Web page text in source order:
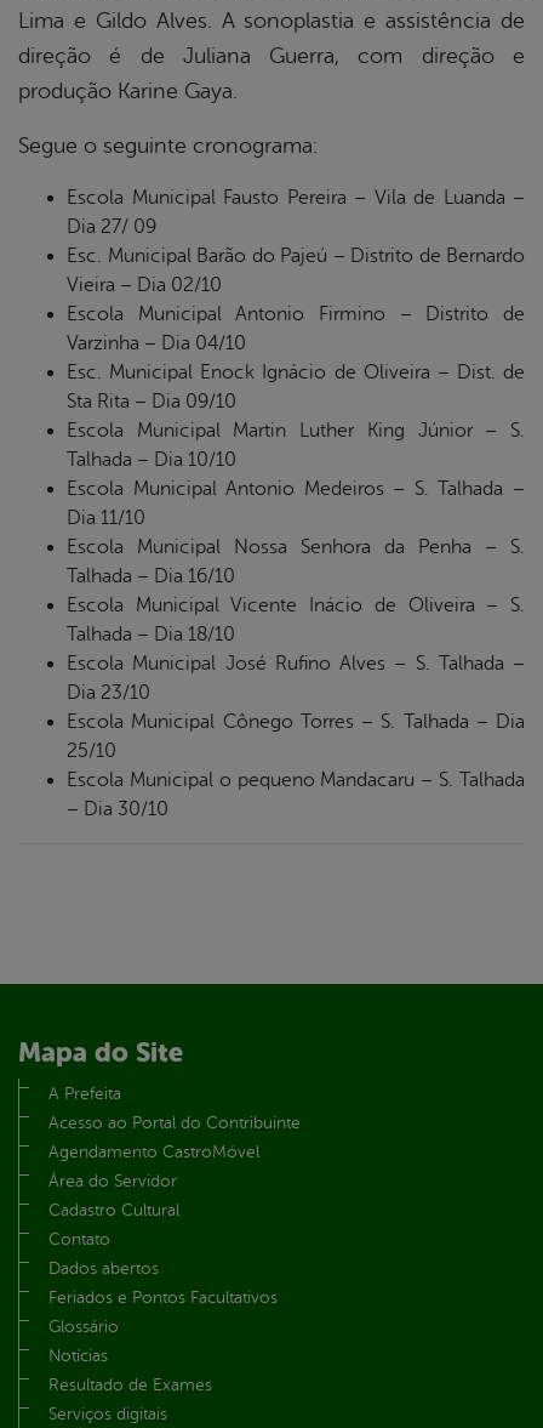
Lima e Gildo Alves. A sonoplastia e assistência de
direção é de Juliana Guerra, com direção e
produção Karine Gaya.
Segue o seguinte cronograma:
Escola Municipal Fausto Pereira – Vila de Luanda –
Dia 27/ 09
Esc. Municipal Barão do Pajeú – Distrito de Bernardo
Vieira – Dia 02/10
Escola Municipal Antonio Firmino – Distrito de
Varzinha – Dia 04/10
Esc. Municipal Enock Ignácio de Oliveira – Dist. de
Sta Rita – Dia 09/10
Escola Municipal Martin Luther King Júnior – S.
Talhada – Dia 10/10
Escola Municipal Antonio Medeiros – S. Talhada –
Dia 11/10
Escola Municipal Nossa Senhora da Penha – S.
Talhada – Dia 16/10
Escola Municipal Vicente Inácio de Oliveira – S.
Talhada – Dia 18/10
Escola Municipal José Rufino Alves – S. Talhada –
Dia 23/10
Escola Municipal Cônego Torres – S. Talhada – Dia
25/10
Escola Municipal o pequeno Mandacaru – S. Talhada
– Dia 30/10
Mapa do Site
A Prefeita
Acesso ao Portal do Contribuinte
Agendamento CastroMóvel
Área do Servidor
Cadastro Cultural
Contato
Dados abertos
Feriados e Pontos Facultativos
Glossário
Notícias
Resultado de Exames
Serviços digitais